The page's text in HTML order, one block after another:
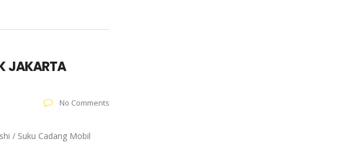
JAKARTA
No Comments
/ Suku Cadang Mobil